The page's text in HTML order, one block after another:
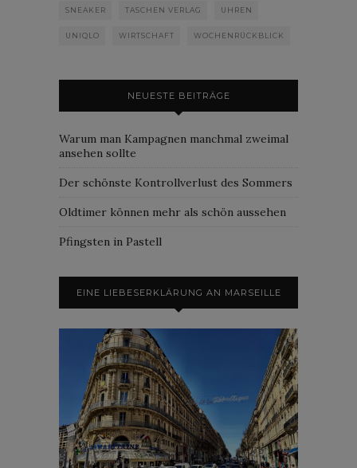
SNEAKER TASCHEN VERLAG UHREN
UNIQLO WIRTSCHAFT WOCHENRÜCKBLICK
NEUESTE BEITRÄGE
Warum man Kampagnen manchmal zweimal
ansehen sollte
Der schönste Kontrollverlust des Sommers
Oldtimer können mehr als schön aussehen
Pfingsten in Pastell
EINE LIEBESERKLÄRUNG AN MARSEILLE